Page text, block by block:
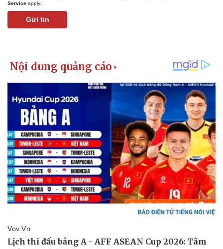
Pháp luật
Vụ án
Tin nóng
Tư vấn luật
Quân sự - Quốc phòng
Vũ khí
Việt Nam
Phân tích
Service apply.
Gửi tin